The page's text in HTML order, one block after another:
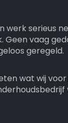
werk serieus
vaag
geregeld.
wat wij